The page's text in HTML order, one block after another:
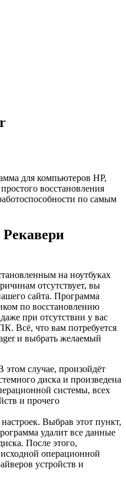
для компьютеров HP,
восстановления
по самым
на ноутбуках
отсутствует, вы
сайта. Программа
по восстановлению
при отсутствии у вас
Всё, что вам потребуется
и выбрать желаемый
случае, произойдёт
диска и произведена
системы, всех
и прочего
Выбрав этот пункт,
удалит все данные
После этого,
операционной
устройств и